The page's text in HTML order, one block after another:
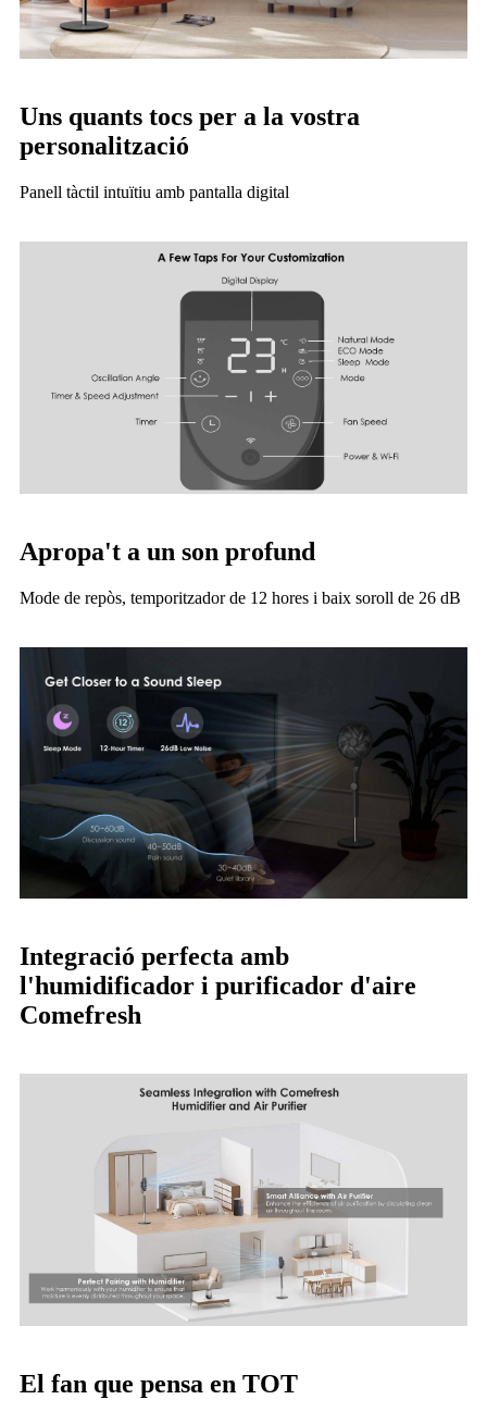
Uns quants tocs per a la vostra
personalització
Panell tàctil intuïtiu amb pantalla digital
Apropa't a un son profund
Mode de repòs, temporitzador de 12 hores i baix soroll de 26 dB
Integració perfecta amb
l'humidificador i purificador d'aire
Comefresh
El fan que pensa en TOT